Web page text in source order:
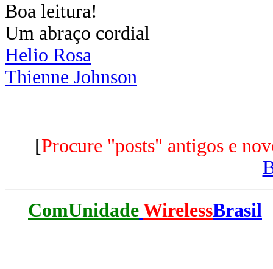
Boa leitura!
Um abraço cordial
Helio Rosa
Thienne Johnson
[Procure "posts" antigos e
ComUnidade WirelessBrasil